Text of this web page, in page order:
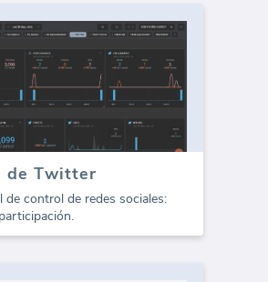
de Twitter
de control de redes sociales: